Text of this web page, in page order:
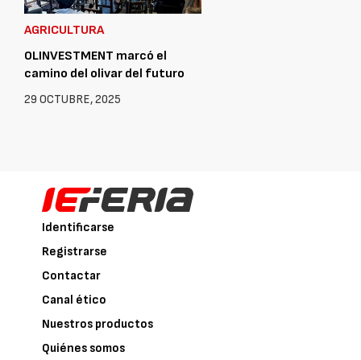
AGRICULTURA
OLINVESTMENT marcó el
camino del olivar del futuro
29 OCTUBRE, 2025
Identificarse
Registrarse
Contactar
Canal ético
Nuestros productos
Quiénes somos